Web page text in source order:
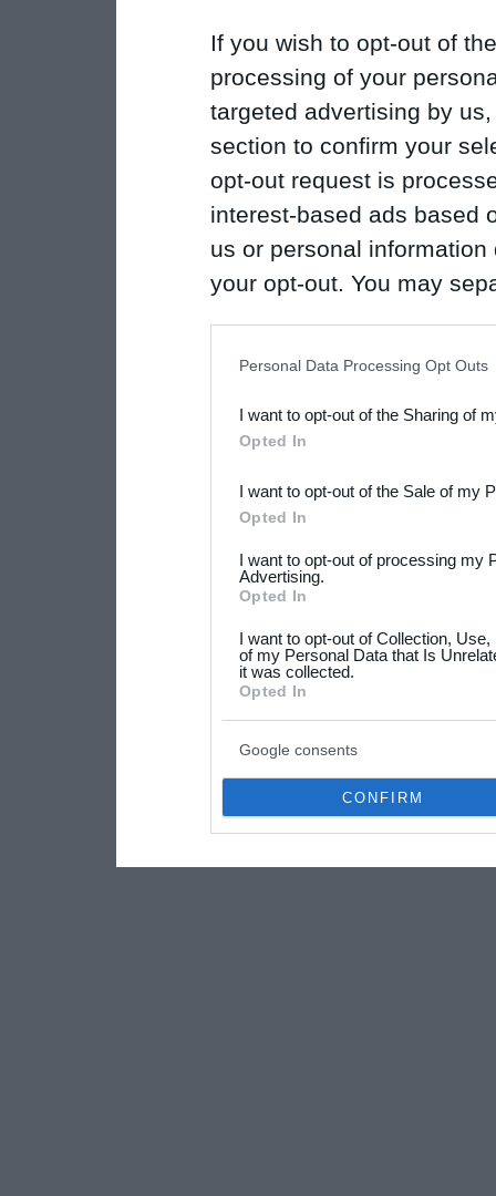
If you wish to opt-out of
processing of your
targeted advertising by
section to confirm your
opt-out request is
interest-based ads based
us or personal
your opt-out. You may
Downstream Participants
third parties.
Please note that this
not limited to your visit or
your data for below
consent section.
Personal Data Processing Opt Outs
I want to opt-out of the Sharing of
Opted In
I want to opt-out of the Sale of my
Opted In
I want to opt-out of processing my
Advertising.
Opted In
I want to opt-out of Collection,
of my Personal Data that Is
it was collected.
Opted In
Google consents
CONFIRM